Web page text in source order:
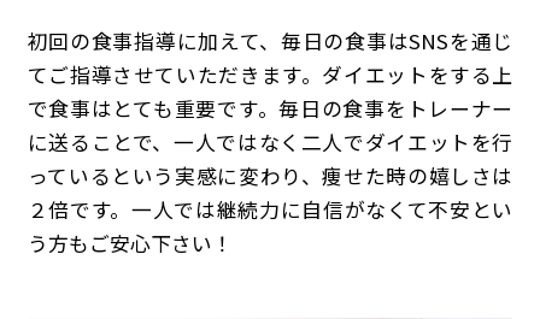
初回の食事指導に加えて、毎日の食事はSNSを通じ
てご指導させていただきます。ダイエットをする上
で食事はとても重要です。毎日の食事をトレーナー
に送ることで、一人ではなく二人でダイエットを行
っているという実感に変わり、痩せた時の嬉しさは
２倍です。一人では継続力に自信がなくて不安とい
う方もご安心下さい！